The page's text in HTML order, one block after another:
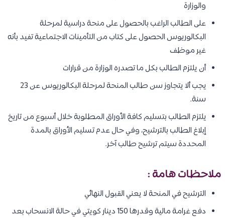
والوزارة
على الطالب الراغب بالحصول على منحة دراسية لمرحلة
البكالوريوس الحصول على كتاب من التأمينات الاجتماعية تفيد بأنه
غير موظف
أن يلتزم الطالب بكل ما تصدره الوزارة من قرارات
يجب ألا يتجاوز سن طالب المنحة لمرحلة البكالوريوس عن 23
سنة.
يلتزم الطالب بتسليم كافة الأوراق المطلوبة خلال أسبوع من تاريخ
إبلاغ الطالب بالترشيح، وفي حال عدم تسليم الأوراق بالمدة
المحددة سيتم ترشيح طالب آخر.
ملاحظات هامة :
الترشيح في المنحة لا يعني القبول النهائي
دفع غرامة مالية وقدرها 150 دينار كويتي في حالة الانسحاب بعد